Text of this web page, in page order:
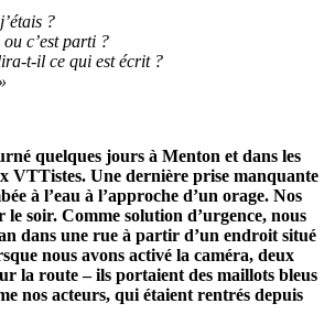
?
c’est parti ?
t-il ce qui est écrit ?
quelques jours à Menton et dans les
VTTistes. Une dernière prise manquante
à l’eau à l’approche d’un orage. Nos
soir. Comme solution d’urgence, nous
dans une rue à partir d’un endroit situé
nous avons activé la caméra, deux
la route – ils portaient des maillots bleus
nos acteurs, qui étaient rentrés depuis